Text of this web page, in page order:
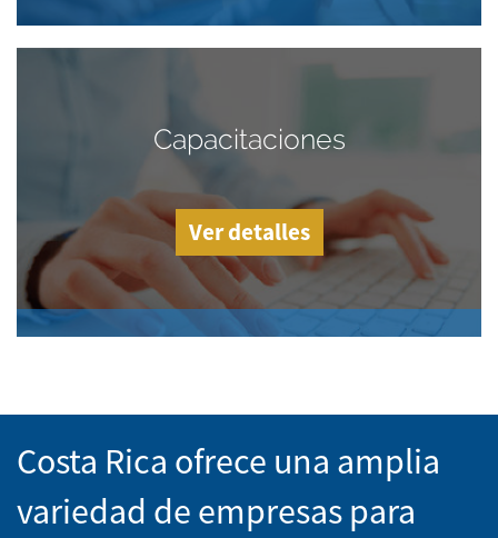
Capacitaciones
Ver detalles
Costa Rica ofrece una amplia
variedad de empresas para